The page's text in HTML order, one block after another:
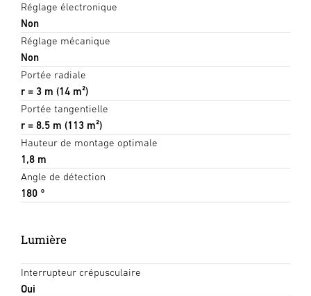
Réglage électronique
Non
Réglage mécanique
Non
Portée radiale
r = 3 m (14 m²)
Portée tangentielle
r = 8.5 m (113 m²)
Hauteur de montage optimale
1,8 m
Angle de détection
180 °
Lumière
Interrupteur crépusculaire
Oui